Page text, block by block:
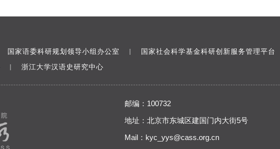
国家语委科研规划领导小组办公室 ｜ 国家社会科学基金科研创新服务管理平台
｜ 浙江大学汉语史研究中心
邮编：100732
地址：北京市东城区建国门内大街5号
Mail： kyc_yys@cass.org.cn